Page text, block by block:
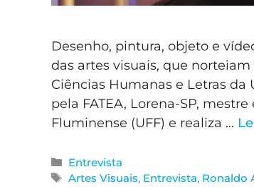
Desenho, pintura, objeto e
das artes visuais, que
Ciências Humanas e Letras da
pela FATEA, Lorena-SP,
Fluminense (UFF) e realiza …
Entrevista
Artes Visuais, Entrevista, Ronaldo